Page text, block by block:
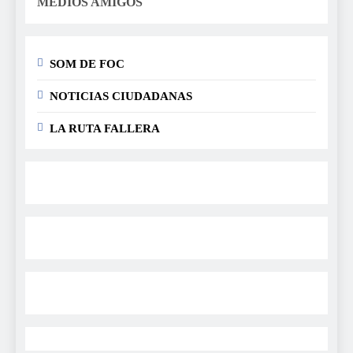
SOM DE FOC
NOTICIAS CIUDADANAS
LA RUTA FALLERA